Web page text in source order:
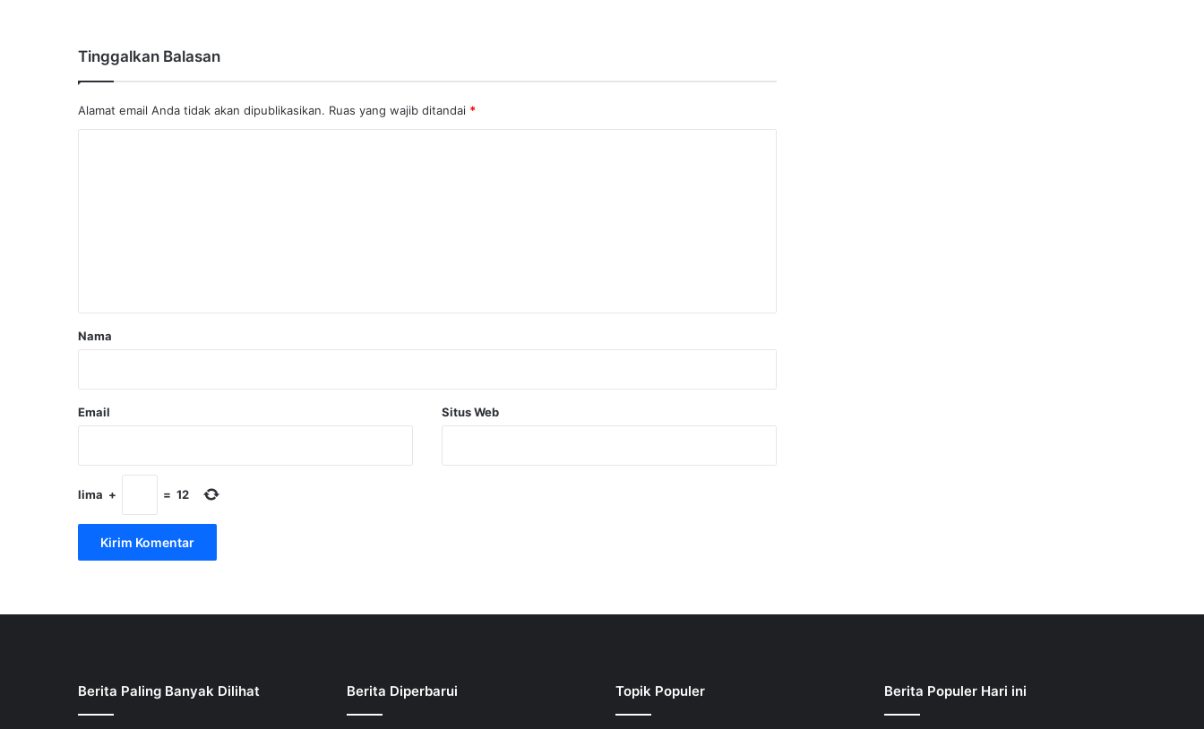
Tinggalkan Balasan
Alamat email Anda tidak akan dipublikasikan. Ruas yang wajib ditandai *
rNama
Email Situs Web
lima + = 12
Berita Paling Banyak Dilihat Berita Diperbarui Topik Populer Berita Populer Hari ini